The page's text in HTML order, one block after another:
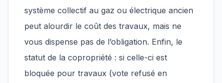
système collectif au gaz ou électrique ancien
peut alourdir le coût des travaux, mais ne
vous dispense pas de l’obligation. Enfin, le
statut de la copropriété : si celle-ci est
bloquée pour travaux (vote refusé en